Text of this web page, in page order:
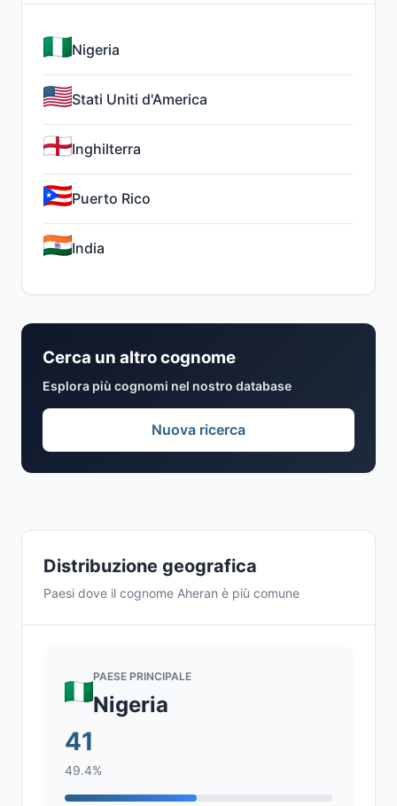
Distribuzione geografica
Paesi dove il cognome Aheran è più comune
PAESE PRINCIPALE
Nigeria
41
49.4%
Nigeria
Stati Uniti d'America
Inghilterra
Puerto Rico
India
Cerca un altro cognome
Esplora più cognomi nel nostro database
Nuova ricerca